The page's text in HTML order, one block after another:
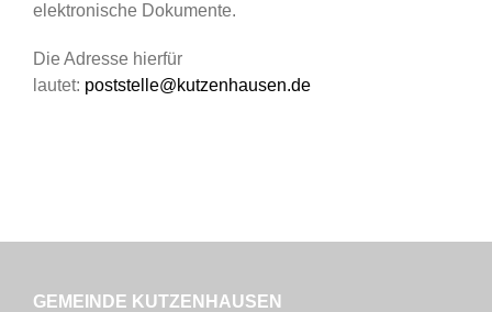
elektronische Dokumente.
Die Adresse hierfür
lautet: poststelle@kutzenhausen.de
GEMEINDE KUTZENHAUSEN